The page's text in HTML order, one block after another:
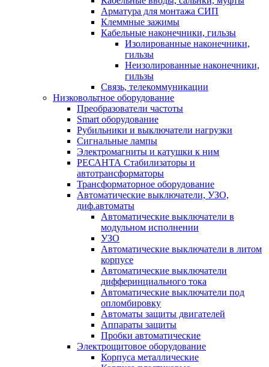
Арматура для монтажа СИП
Клеммные зажимы
Кабельные наконечники, гильзы
Изолированные наконечники,
гильзы
Неизолированные наконечники,
гильзы
Связь, телекоммуникации
Низковольтное оборудование
Преобразователи частоты
Smart оборудование
Рубильники и выключатели нагрузки
Сигнальные лампы
Электромагниты и катушки к ним
РЕСАНТА Стабилизаторы и
автотрансформаторы
Трансформаторное оборудование
Автоматические выключатели, УЗО,
диф.автоматы
Автоматические выключатели в
модульном исполнении
УЗО
Автоматические выключатели в литом
корпусе
Автоматические выключатели
дифферинциального тока
Автоматические выключатели под
опломбировку
Автоматы защиты двигателей
Аппараты защиты
Пробки автоматические
Электрощитовое оборудование
Корпуса металлические